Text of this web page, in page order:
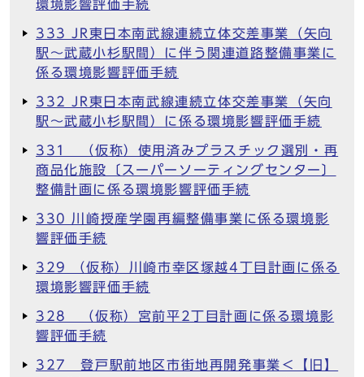
環境影響評価手続
333 JR東日本南武線連続立体交差事業（矢向
駅～武蔵小杉駅間）に伴う関連道路整備事業に
係る環境影響評価手続
332 JR東日本南武線連続立体交差事業（矢向
駅～武蔵小杉駅間）に係る環境影響評価手続
331 （仮称）使用済みプラスチック選別・再
商品化施設〔スーパーソーティングセンター〕
整備計画に係る環境影響評価手続
330 川崎授産学園再編整備事業に係る環境影
響評価手続
329 （仮称）川崎市幸区塚越4丁目計画に係る
環境影響評価手続
328 （仮称）宮前平2丁目計画に係る環境影
響評価手続
327 登戸駅前地区市街地再開発事業＜【旧】